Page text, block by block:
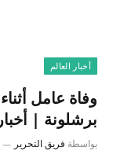
أخبار العالم
وفاة عامل
برشلونة |
بواسطة فريق التحرير